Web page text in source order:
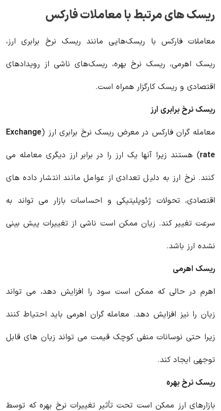
ریسک های مرتبط با معاملات فارکس
معاملات فارکس با ریسک‌هایی مانند ریسک نرخ برابری ارز،
ریسک اهرمی، ریسک نرخ بهره، ریسک‌های ناشی از رویدادهای
اقتصادی و ریسک کارگزار همراه است.
ریسک نرخ برابری ارز
معامله گران فارکس در معرض ریسک نرخ برابری ارز (Exchange
rate) هستند زیرا آنها یک ارز را در برابر ارز دیگری معامله می
کنند. نرخ ارز به دلیل تعدادی از عوامل مانند انتشار داده های
اقتصادی، تحولات ژئوپلیتیکی و احساسات بازار می تواند به
سرعت تغییر کند. زیان ممکن است ناشی از تغییرات پیش بینی
نشده ارز باشد.
ریسک اهرمی
اهرم در حالی که ممکن است سود را افزایش دهد، می تواند
زیان را نیز افزایش دهد. معامله گران اهرمی باید احتیاط کنند
زیرا حتی نوسانات منفی کوچک قیمت می تواند زیان های قابل
توجهی ایجاد کند.
ریسک نرخ بهره
بازارهای ارز ممکن است تحت تأثیر تغییرات نرخ بهره که توسط